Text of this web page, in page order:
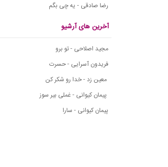
رضا صادقی - یه چی بگم
آخرین های آرشیو
مجید اصلاحی - تو برو
فریدون آسرایی - حسرت
معین زد - خدا رو شکر کن
پیمان کیوانی - غملی بیر سوز
پیمان کیوانی - سارا